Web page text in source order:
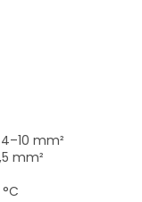
4–10 mm²
mm²